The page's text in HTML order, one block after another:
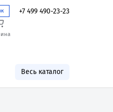
+7 499 490-23-23
Весь каталог